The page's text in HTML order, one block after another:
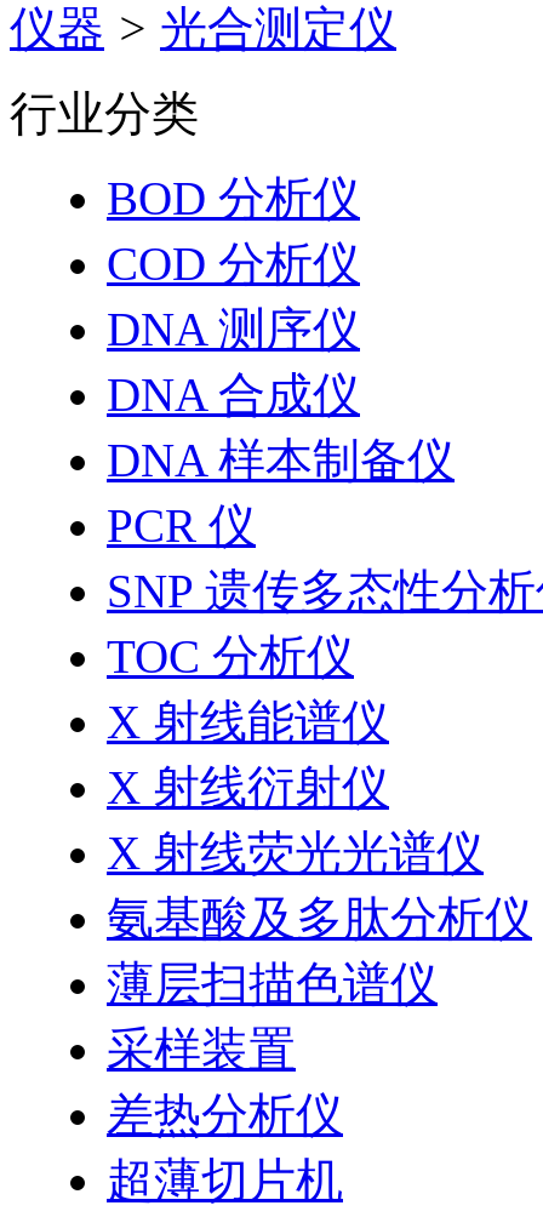
仪器 > 光合测定仪
行业分类
BOD 分析仪
COD 分析仪
DNA 测序仪
DNA 合成仪
DNA 样本制备仪
PCR 仪
SNP 遗传多态性分
TOC 分析仪
X 射线能谱仪
X 射线衍射仪
X 射线荧光光谱仪
氨基酸及多肽分析仪
薄层扫描色谱仪
采样装置
差热分析仪
超薄切片机